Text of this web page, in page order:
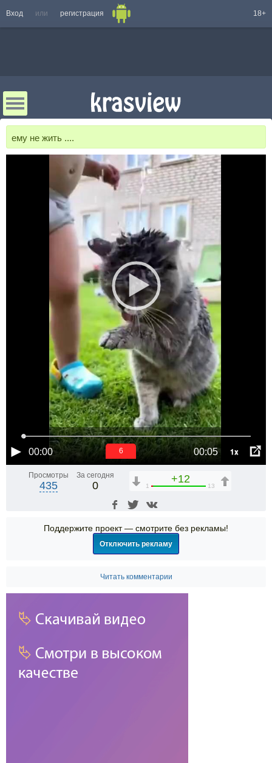
Вход или регистрация 18+
ему не жить ....
00:00 00:05 1x
5
Просмотры
435
За сегодня
0
+12
1 13
Поддержите проект — смотрите без рекламы!
Отключить рекламу
Читать комментарии